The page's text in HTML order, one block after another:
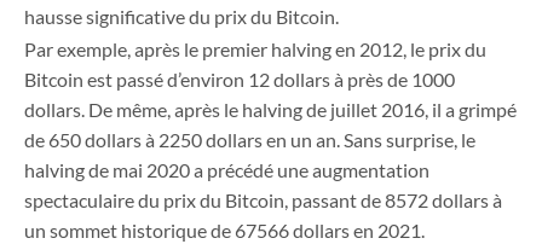
hausse significative du prix du Bitcoin.
Par exemple, après le premier halving en 2012, le prix du
Bitcoin est passé d’environ 12 dollars à près de 1000
dollars. De même, après le halving de juillet 2016, il a grimpé
de 650 dollars à 2250 dollars en un an. Sans surprise, le
halving de mai 2020 a précédé une augmentation
spectaculaire du prix du Bitcoin, passant de 8572 dollars à
un sommet historique de 67566 dollars en 2021.